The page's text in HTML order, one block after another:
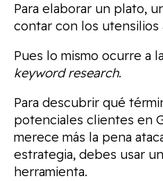
Para elaborar un plato,
contar con los utensilios
Pues lo mismo ocurre a
keyword research.
Para descubrir qué
potenciales clientes en
merece más la pena
estrategia, debes usar
herramienta.